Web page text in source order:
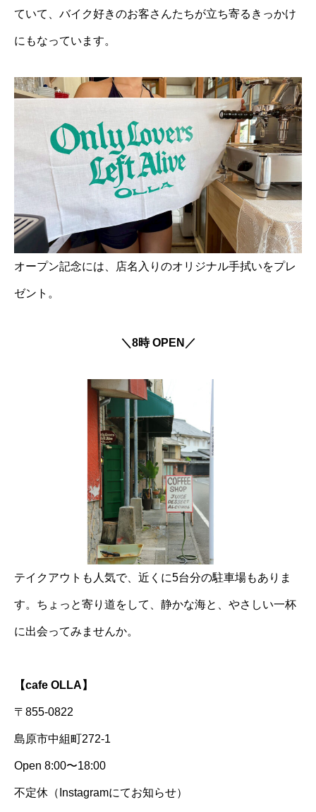
ていて、バイク好きのお客さんたちが立ち寄るきっかけ
にもなっています。
オープン記念には、店名入りのオリジナル手拭いをプレ
ゼント。
＼8時 OPEN／
テイクアウトも人気で、近くに5台分の駐車場もありま
す。ちょっと寄り道をして、静かな海と、やさしい一杯
に出会ってみませんか。
【cafe OLLA】
〒855-0822
島原市中組町272-1
Open 8:00〜18:00
不定休（Instagramにてお知らせ）